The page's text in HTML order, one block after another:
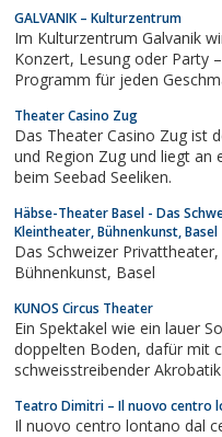
GALVANIK – Kulturzentrum
Im Kulturzentrum Galvanik
Konzert, Lesung oder Party – die Galvanik bietet ein vielfältiges
Programm für jeden
private Feiern genutzt
zahlreiche Freelancer...
Theater Casino Zug
Das Theater Casino Zug ist
und Region Zug und liegt an
beim Seebad Seeliken.
Häbse-Theater Basel - Das
Kleintheater, Bühnenkunst, Basel
Das Schweizer Privattheater, Theater, Kleintheater,
Bühnenkunst, Basel
KUNOS Circus Theater
Ein Spektakel wie ein lauer
doppelten Boden, dafür mit clownesken Einfällen,
schweisstreibender
Teatro Dimitri – Il nuovo centro
Il nuovo centro lontano dal